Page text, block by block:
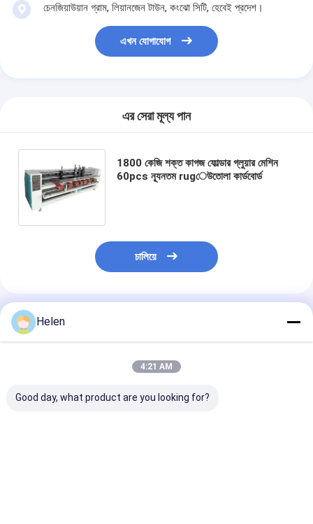
চেনজিয়াউয়ান গ্রাম, লিয়ানজেন টাউন, কংঝো সিটি, হেবেই প্রদেশ।
এখন যোগাযোগ
এর সেরা মূল্য পান
1800 কেজি শক্ত কাগজ ফোল্ডার গ্লুয়ার মেশিন
60pcs ন্যূনতম rugেউতোলা কার্ডবোর্ড
চালিয়ে
প্রস্তাবিত পণ্য
Helen
4:21 AM
Good day, what product are you looking for?